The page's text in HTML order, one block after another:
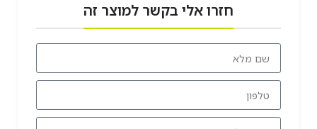
חזרו אלי בקשר למוצר זה